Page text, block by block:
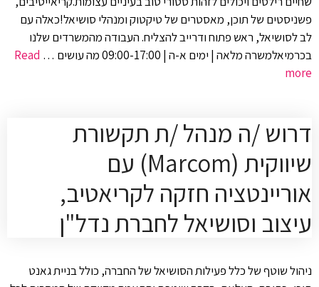
פשניסטים של תוכן, מאסטרים של טיקטוק ומנהלי סושיאל!כאלה עם
לב לסושיאל, ראש פתוח ודרייב להצליח. העבודה מהמשרדים שלנו
בכרמיאלמשרה מלאה | ימים א-ה | 09:00-17:00 מה עושים …
Read
more
דרוש /ה מנהל /ת תקשורת
שיווקית (Marcom) עם
אוריינטציה חזקה לקריאטיב,
עיצוב וסושיאל לחברת נדל"ן
ניהול שוטף של כלל פעילות הסושיאל של החברה, כולל בניית גאנט